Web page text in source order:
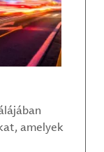
amelyek